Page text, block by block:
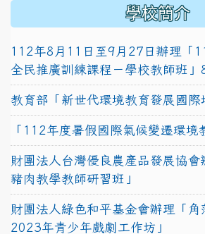
學校簡介
112年8月11日至9月27日辦理「
全民推廣訓練課程－學校教師班」
教育部「新世代環境教育發展國際
「112年度暑假國際氣候變遷環境
財團法人台灣優良農產品發展協
豬肉教學教師研習班」
財團法人綠色和平基金會辦理「角
2023年青少年戲劇工作坊」